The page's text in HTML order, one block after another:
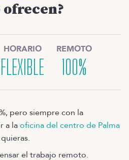
ofrecen?
HORARIO
FLEXIBLE
REMOTO
100%
pero siempre con la
a laoficina del centro de Palma
el trabajo remoto.